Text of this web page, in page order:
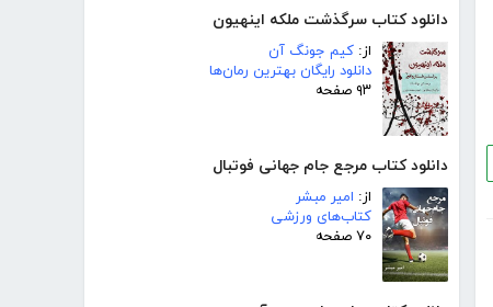
دانلود کتاب سرگذشت ملکه اینهیون
از: کیم جونگ آن
دانلود رایگان بهترین رمان‌ها
۹۳ صفحه
دانلود کتاب مرجع جام جهانی فوتبال
از: امیر مبشر
کتاب‌های ورزشی
۷۰ صفحه